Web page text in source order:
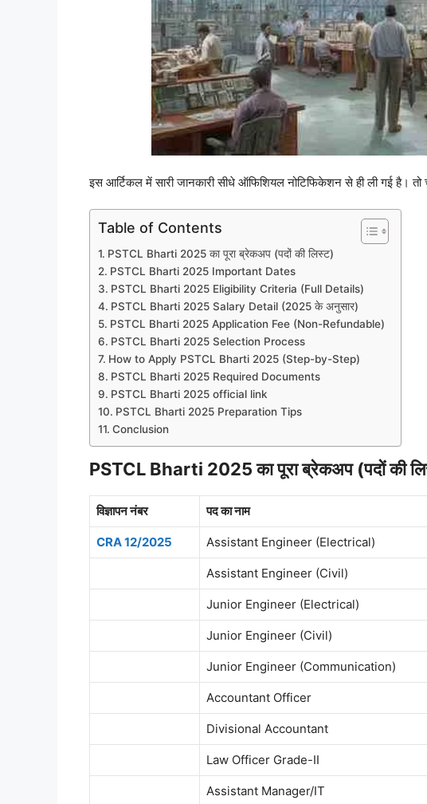
इस आर्टिकल में सारी जानकारी सीधे ऑफिशियल नोटिफिकेशन से ही ली गई है।
Table of Contents
PSTCL Bharti 2025 का पूरा ब्रेकअप (पदों की लिस्ट)
PSTCL Bharti 2025 Important Dates
PSTCL Bharti 2025 Eligibility Criteria (Full Details)
PSTCL Bharti 2025 Salary Detail (2025 के अनुसार)
PSTCL Bharti 2025 Application Fee (Non-Refundable)
PSTCL Bharti 2025 Selection Process
How to Apply PSTCL Bharti 2025 (Step-by-Step)
PSTCL Bharti 2025 Required Documents
PSTCL Bharti 2025 official link
PSTCL Bharti 2025 Preparation Tips
Conclusion
PSTCL Bharti 2025 का पूरा ब्रेकअप (पदों की
विज्ञापन नंबर पद का नाम
CRA 12/2025 Assistant Engineer (Electrical)
Assistant Engineer (Civil)
Junior Engineer (Electrical)
Junior Engineer (Civil)
Junior Engineer (Communication)
Accountant Officer
Divisional Accountant
Law Officer Grade-II
Assistant Manager/IT